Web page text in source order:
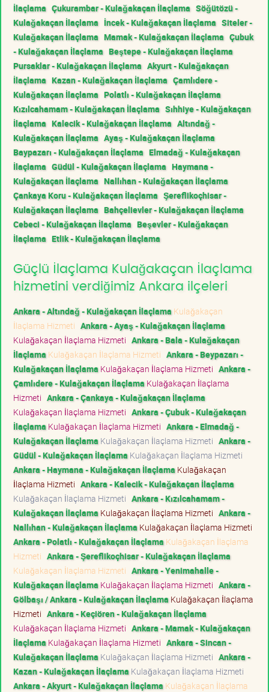
İlaçlama Çukurambar - Kulağakaçan İlaçlama Söğütözü -
Kulağakaçan İlaçlama İncek - Kulağakaçan İlaçlama Siteler -
Kulağakaçan İlaçlama Mamak - Kulağakaçan İlaçlama Çubuk
- Kulağakaçan İlaçlama Beştepe - Kulağakaçan İlaçlama
Pursaklar - Kulağakaçan İlaçlama Akyurt - Kulağakaçan
İlaçlama Kazan - Kulağakaçan İlaçlama Çamlıdere -
Kulağakaçan İlaçlama Polatlı - Kulağakaçan İlaçlama
Kızılcahamam - Kulağakaçan İlaçlama Sıhhiye - Kulağakaçan
İlaçlama Kalecik - Kulağakaçan İlaçlama Altındağ -
Kulağakaçan İlaçlama Ayaş - Kulağakaçan İlaçlama
Baypazarı - Kulağakaçan İlaçlama Elmadağ - Kulağakaçan
İlaçlama Güdül - Kulağakaçan İlaçlama Haymana -
Kulağakaçan İlaçlama Nallıhan - Kulağakaçan İlaçlama
Çankaya Koru - Kulağakaçan İlaçlama Şereflikoçhisar -
Kulağakaçan İlaçlama Bahçelievler - Kulağakaçan İlaçlama
Cebeci - Kulağakaçan İlaçlama Beşevler - Kulağakaçan
İlaçlama Etlik - Kulağakaçan İlaçlama
Güçlü İlaçlama Kulağakaçan İlaçlama
hizmetini verdiğimiz Ankara ilçeleri
Ankara - Altındağ - Kulağakaçan İlaçlama Kulağakaçan
İlaçlama Hizmeti Ankara - Ayaş - Kulağakaçan İlaçlama
Kulağakaçan İlaçlama Hizmeti Ankara - Bala - Kulağakaçan
İlaçlama Kulağakaçan İlaçlama Hizmeti Ankara - Beypazarı -
Kulağakaçan İlaçlama Kulağakaçan İlaçlama Hizmeti Ankara -
Çamlıdere - Kulağakaçan İlaçlama Kulağakaçan İlaçlama
Hizmeti Ankara - Çankaya - Kulağakaçan İlaçlama
Kulağakaçan İlaçlama Hizmeti Ankara - Çubuk - Kulağakaçan
İlaçlama Kulağakaçan İlaçlama Hizmeti Ankara - Elmadağ -
Kulağakaçan İlaçlama Kulağakaçan İlaçlama Hizmeti Ankara -
Güdül - Kulağakaçan İlaçlama Kulağakaçan İlaçlama Hizmeti
Ankara - Haymana - Kulağakaçan İlaçlama Kulağakaçan
İlaçlama Hizmeti Ankara - Kalecik - Kulağakaçan İlaçlama
Kulağakaçan İlaçlama Hizmeti Ankara - Kızılcahamam -
Kulağakaçan İlaçlama Kulağakaçan İlaçlama Hizmeti Ankara -
Nallıhan - Kulağakaçan İlaçlama Kulağakaçan İlaçlama Hizmeti
Ankara - Polatlı - Kulağakaçan İlaçlama Kulağakaçan İlaçlama
Hizmeti Ankara - Şereflikoçhisar - Kulağakaçan İlaçlama
Kulağakaçan İlaçlama Hizmeti Ankara - Yenimahalle -
Kulağakaçan İlaçlama Kulağakaçan İlaçlama Hizmeti Ankara -
Gölbaşı / Ankara - Kulağakaçan İlaçlama Kulağakaçan İlaçlama
Hizmeti Ankara - Keçiören - Kulağakaçan İlaçlama
Kulağakaçan İlaçlama Hizmeti Ankara - Mamak - Kulağakaçan
İlaçlama Kulağakaçan İlaçlama Hizmeti Ankara - Sincan -
Kulağakaçan İlaçlama Kulağakaçan İlaçlama Hizmeti Ankara -
Kazan - Kulağakaçan İlaçlama Kulağakaçan İlaçlama Hizmeti
Ankara - Akyurt - Kulağakaçan İlaçlama Kulağakaçan İlaçlama